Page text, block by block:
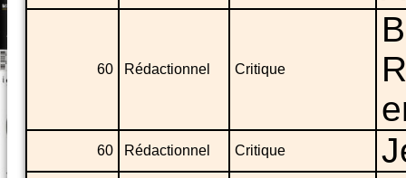
60 Rédactionnel Critique
60 Rédactionnel Critique